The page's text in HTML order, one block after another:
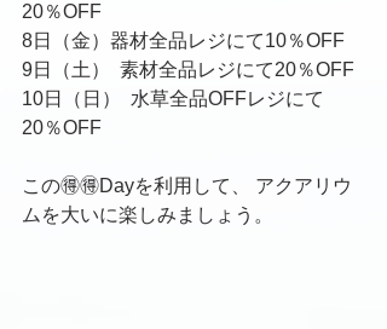
20％OFF
8日（金）器材全品レジにて10％OFF
9日（土）  素材全品レジにて20％OFF
10日（日）  水草全品OFFレジにて
20％OFF
この🉐🉐Dayを利用して、 アクアリウ
ムを大いに楽しみましょう。